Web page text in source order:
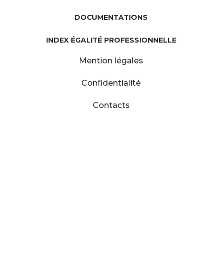
DOCUMENTATIONS
INDEX ÉGALITÉ PROFESSIONNELLE
Mention légales
Confidentialité
Contacts